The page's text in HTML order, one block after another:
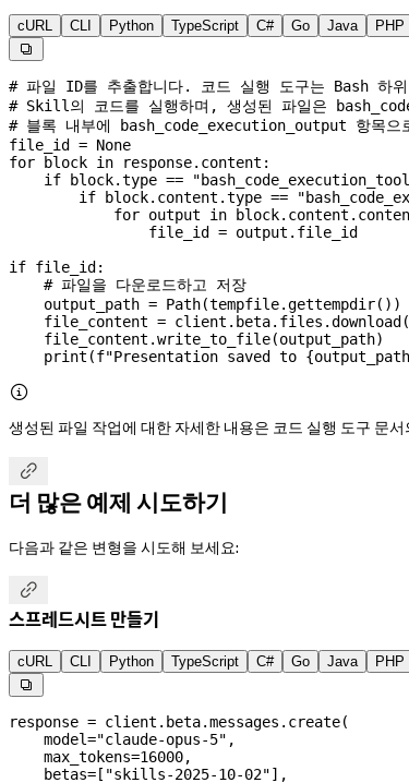
cURL CLI Python TypeScript C# Go Java PHP

# 파일 ID를 추출합니다. 코드 실행 도구는 Bash 하
# Skill의 코드를 실행하며, 생성된 파일은
# 블록 내부에 bash_code_execution_output 항목으
file_id = None
for block in response.content:
    if
block.type ==
        if
block.content.type ==
            for
output in
                file_id
= output.file_id
if file_id:
    # 파일을 다운로드하고 저장
    output_path
= Path(tempfile.gettempdir())
    file_content
= client.beta.files.download(
    file_content.write_to_file(output_path)
    print
(f"Presentation saved to {output_path

생성된 파일 작업에 대한 자세한 내용은 코드 실행 도구 문서

더 많은 예제 시도하기
다음과 같은 변형을 시도해 보세요:

스프레드시트 만들기
cURL CLI Python TypeScript C# Go Java PHP

response = client.beta.messages.create(
    model
="claude-opus-5" ,
    max_tokens
=16000,
    betas
= [ "skills-2025-10-02"],